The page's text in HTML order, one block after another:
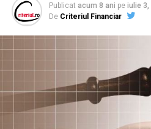
Publicat acum 8 ani pe iulie 3,
De Criteriul Financiar